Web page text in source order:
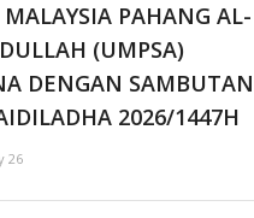
PAHANG AL-
(UMPSA)
DENGAN SAMBUTAN
2026/1447H
26